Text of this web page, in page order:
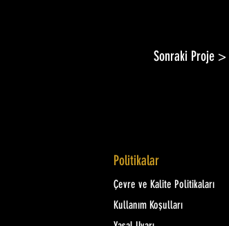
Sonraki Proje >
Politikalar
Çevre ve Kalite Politikaları
Kullanım Koşulları